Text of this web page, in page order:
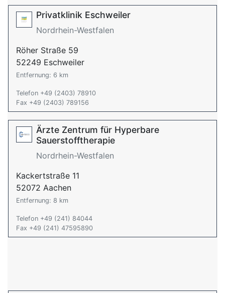
Privatklinik Eschweiler
Nordrhein-Westfalen
Röher Straße 59
52249 Eschweiler
Entfernung: 6 km
Telefon +49 (2403) 78910
Fax +49 (2403) 789156
Ärzte Zentrum für Hyperbare
Sauerstofftherapie
Nordrhein-Westfalen
Kackertstraße 11
52072 Aachen
Entfernung: 8 km
Telefon +49 (241) 84044
Fax +49 (241) 47595890